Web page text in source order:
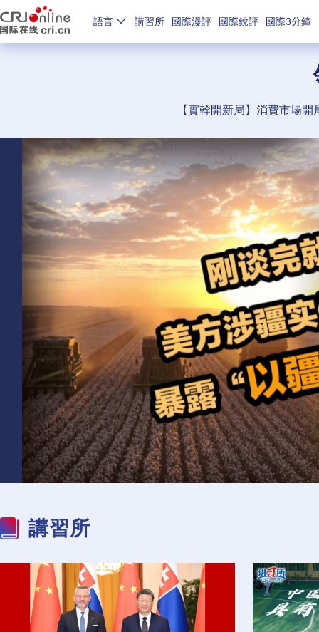
語言 講習所 國際漫評 國際銳評 國際3分鐘
【實幹開新局】消費市場開
持續推動構建人類命運
共同體 為世界注入更多
正能量
面對美方無理打壓，中
方的五項反制！
白宮和五角大樓忙否認
專家：其實水面兵力也
缺
也門胡塞武裝為何頻繁
襲擊沙特油輪？
講習所